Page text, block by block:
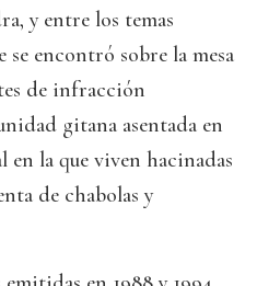
y entre los temas
encontró sobre la mesa
de infracción
gitana asentada en
en la que viven hacinadas
de chabolas y